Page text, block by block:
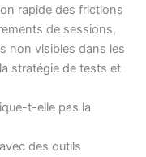
rapide des frictions
de sessions,
non visibles dans les
stratégie de tests et
t-elle pas la
des outils